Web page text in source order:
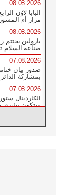
08.08.2026
البابا لاوُن
مزار أم
08.08.2026
بارولين يختتم
صناعة السلام
07.08.2026
صدور بيان
بمشاركة
07.08.2026
الكاردينال
ستكون بشرى
الفاتيكان يعلن